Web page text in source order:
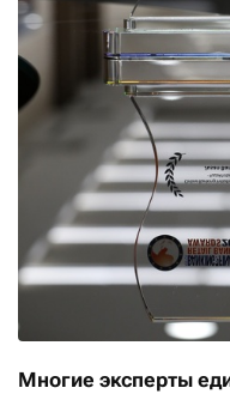
Многие эксперты